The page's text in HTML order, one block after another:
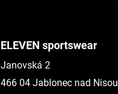
ELEVEN sportswear
Janovská 2
466 04 Jablonec nad Nisou